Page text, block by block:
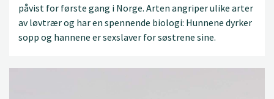
påvist for første gang i Norge. Arten angriper ulike arter
av løvtrær og har en spennende biologi: Hunnene dyrker
sopp og hannene er sexslaver for søstrene sine.